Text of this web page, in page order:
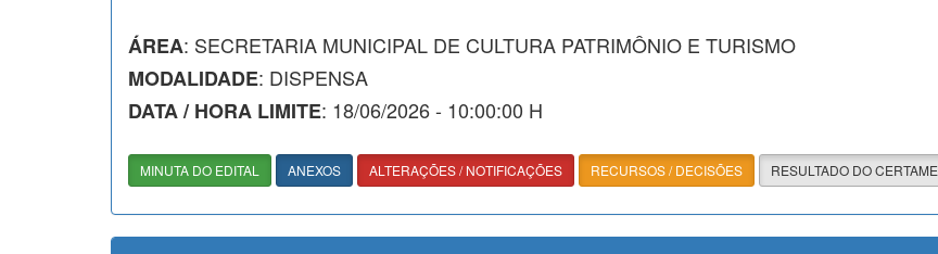
ÁREA: SECRETARIA MUNICIPAL DE CULTURA PATRIMÔNIO E TURISMO
MODALIDADE: DISPENSA
DATA / HORA LIMITE: 18/06/2026 - 10:00:00 H
MINUTA DO EDITAL ANEXOS ALTERAÇÕES / NOTIFICAÇÕES RECURSOS / DECISÕES RESULTADO DO CERTAME